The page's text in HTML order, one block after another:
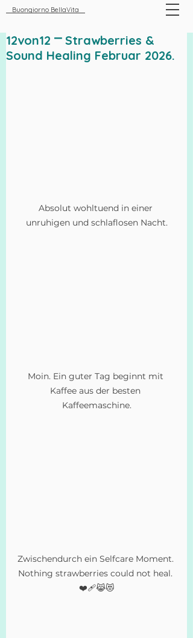
Buongiorno BellaVita
12von12 ⎻ Strawberries &
Sound Healing Februar 2026.
Absolut wohltuend in einer
unruhigen und schlaflosen Nacht.
Moin. Ein guter Tag beginnt mit
Kaffee aus der besten
Kaffeemaschine.
Zwischendurch ein Selfcare Moment.
Nothing strawberries could not heal.
❤️‍🩹😹😻